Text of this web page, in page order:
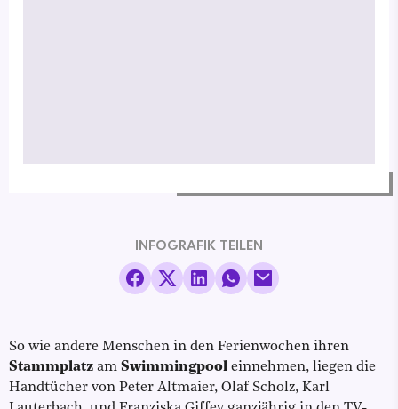
INFOGRAFIK TEILEN
So wie andere Menschen in den Ferienwochen ihren
Stammplatz am Swimmingpool einnehmen, liegen die
Handtücher von Peter Altmaier, Olaf Scholz, Karl